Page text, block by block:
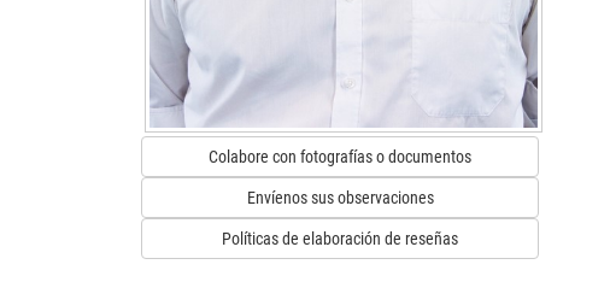
Colabore con fotografías o documentos
Envíenos sus observaciones
Políticas de elaboración de reseñas